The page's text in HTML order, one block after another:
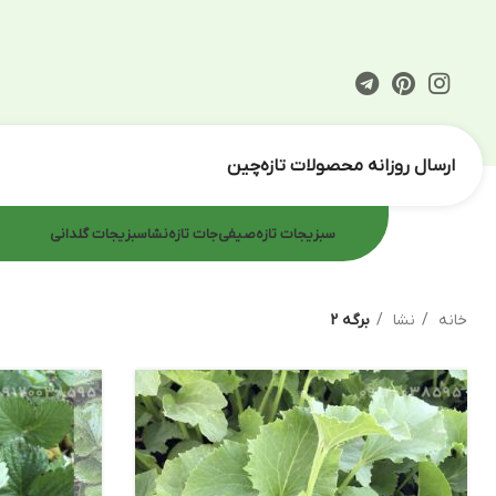
ارسال روزانه محصولات تازه‌چین
سبزیجات تازهصیفی‌جات تازهنشاسبزیجات گلدانی
خانه نشا برگه 2